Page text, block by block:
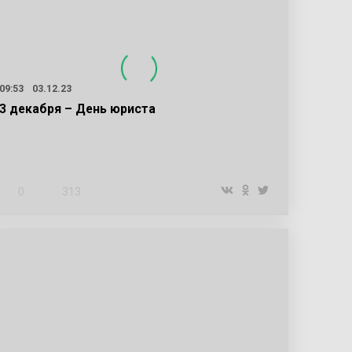
09:53 03.12.23
3 декабря – День юриста